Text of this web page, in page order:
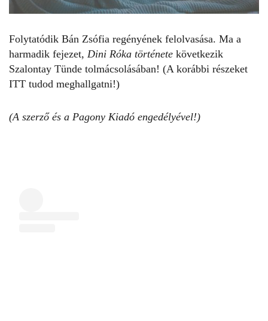
Folytatódik Bán Zsófia regényének felolvasása. Ma a
harmadik fejezet, Dini Róka története következik
Szalontay Tünde tolmácsolásában! (A korábbi részeket
ITT tudod meghallgatni!)
(A szerző és a Pagony Kiadó engedélyével!)